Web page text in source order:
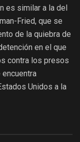
es similar a la del
Fried, que se
de la quiebra de
en el que
contra los presos
Unidos a la